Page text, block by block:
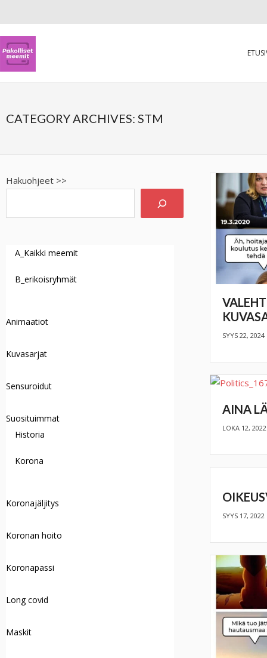
CATEGORY ARCHIVES: STM
SYYS 22, 2024
AINA
LOKA 12, 2022
SYYS 17, 2022
Hakuohjeet >>
A_Kaikki meemit
B_erikoisryhmät
Animaatiot
Kuvasarjat
Sensuroidut
Suosituimmat
Historia
Korona
Koronajäljitys
Koronan hoito
Koronapassi
Long covid
Maskit